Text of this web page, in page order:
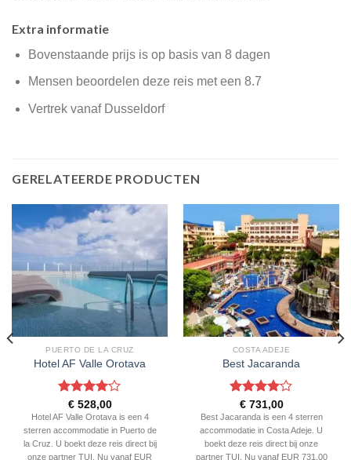
Extra informatie
Bovenstaande prijs is op basis van 8 dagen
Mensen beoordelen deze reis met een 8.7
Vertrek vanaf Dusseldorf
GERELATEERDE PRODUCTEN
PUERTO DE LA CRUZ
Hotel AF Valle Orotava
Gewaardeerd
4uit 5
€528,00
Hotel AF Valle Orotava is een 4
sterren accommodatie in Puerto de
la Cruz. U boekt deze reis direct bij
onze partner TUI. Nu vanaf EUR
COSTA ADEJE
Best Jacaranda
Gewaardeerd
4uit 5
€731,00
Best Jacaranda is een 4 sterren
accommodatie in Costa Adeje. U
boekt deze reis direct bij onze
partner TUI. Nu vanaf EUR 731.00